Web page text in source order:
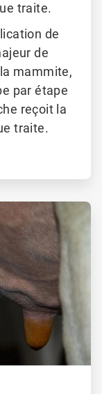
traite.
de
de
mammite,
par étape
reçoit la
traite.